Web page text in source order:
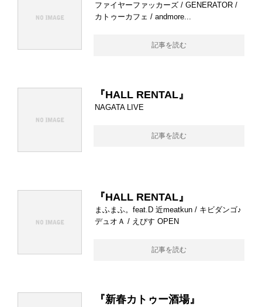
ファイヤーファッカーズ / GENERATOR /
カトゥーカフェ / andmore...
記事を読む
『HALL RENTAL』
NAGATA LIVE
記事を読む
『HALL RENTAL』
まふまふ。feat.D 近meatkun / キビダンゴ♪
デュオＡ / えびす OPEN
記事を読む
『新春カトゥー酒場』